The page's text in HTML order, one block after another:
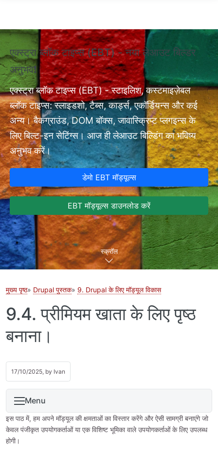
एक्स्ट्रा ब्लॉक टाइप्स (EBT) - नया लेआउट बिल्डर
अनुभव❗
एक्स्ट्रा ब्लॉक टाइप्स (EBT) - स्टाइलिश, कस्टमाइज़ेबल
ब्लॉक टाइप्स: स्लाइडशो, टैब्स, कार्ड्स, एकॉर्डियन्स और कई
अन्य। बैकग्राउंड, DOM बॉक्स, जावास्क्रिप्ट प्लगइन्स के
लिए बिल्ट-इन सेटिंग्स। आज ही लेआउट बिल्डिंग का भविष्य
अनुभव करें।
डेमो EBT मॉड्यूल्स
EBT मॉड्यूल्स डाउनलोड करें
स्क्रॉल
मुख्य पृष्ठ Drupal पुस्तक 9. Drupal के लिए मॉड्यूल विकास
9.4. प्रीमियम खाता के लिए पृष्ठ
बनाना।
17/10/2025, by Ivan
Menu
इस पाठ में, हम अपने मॉड्यूल की क्षमताओं का विस्तार करेंगे और ऐसी सामग्री बनाएंगे जो
केवल पंजीकृत उपयोगकर्ताओं या एक विशिष्ट भूमिका वाले उपयोगकर्ताओं के लिए उपलब्ध
होगी।